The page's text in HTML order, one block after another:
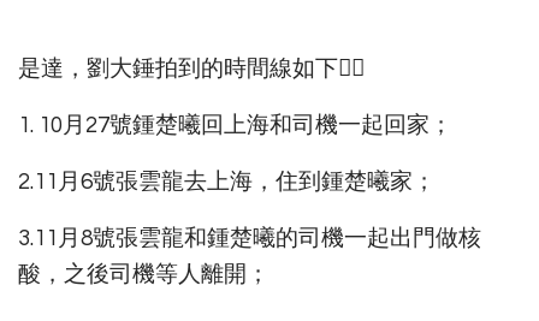
是達，劉大錘拍到的時間線如下👇🏻
1. 10月27號鍾楚曦回上海和司機一起回家；
2.11月6號張雲龍去上海，住到鍾楚曦家；
3.11月8號張雲龍和鍾楚曦的司機一起出門做核
酸，之後司機等人離開；